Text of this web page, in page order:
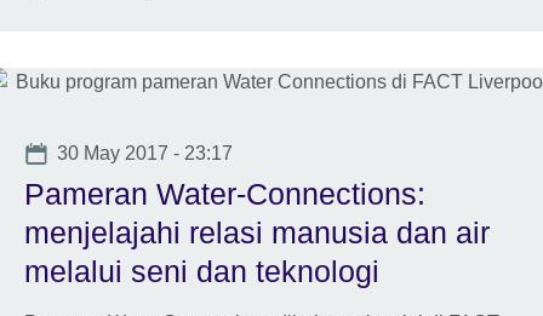
Date
30 May 2017 - 23:17
Pameran Water-Connections:
menjelajahi relasi manusia dan air
melalui seni dan teknologi